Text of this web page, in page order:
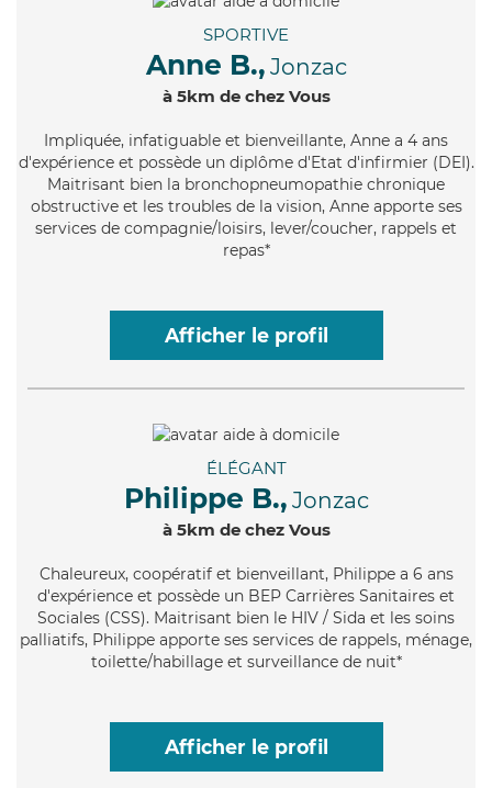
SPORTIVE
Anne B., Jonzac
à 5km de chez Vous
Impliquée, infatiguable et bienveillante, Anne a 4 ans
d'expérience et possède un diplôme d'Etat d'infirmier (DEI).
Maitrisant bien la bronchopneumopathie chronique
obstructive et les troubles de la vision, Anne apporte ses
services de compagnie/loisirs, lever/coucher, rappels et
repas*
Afficher le profil
ÉLÉGANT
Philippe B., Jonzac
à 5km de chez Vous
Chaleureux, coopératif et bienveillant, Philippe a 6 ans
d'expérience et possède un BEP Carrières Sanitaires et
Sociales (CSS). Maitrisant bien le HIV / Sida et les soins
palliatifs, Philippe apporte ses services de rappels, ménage,
toilette/habillage et surveillance de nuit*
Afficher le profil